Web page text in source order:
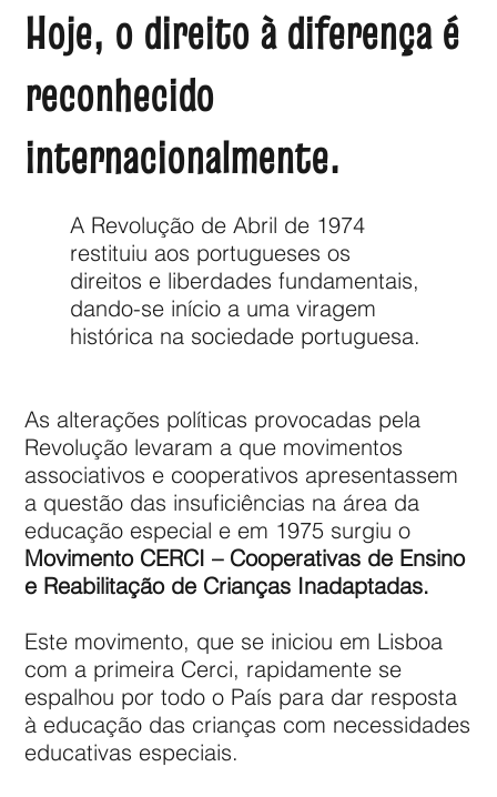
Hoje, o direito à diferença é
reconhecido
internacionalmente.
A Revolução de Abril de 1974
restituiu aos portugueses os
direitos e liberdades fundamentais,
dando-se início a uma viragem
histórica na sociedade portuguesa.
As alterações políticas provocadas pela
Revolução levaram a que movimentos
associativos e cooperativos apresentassem
a questão das insuficiências na área da
educação especial e em 1975 surgiu o
Movimento CERCI – Cooperativas de Ensino
e Reabilitação de Crianças Inadaptadas.
Este movimento, que se iniciou em Lisboa
com a primeira Cerci, rapidamente se
espalhou por todo o País para dar resposta
à educação das crianças com necessidades
educativas especiais.